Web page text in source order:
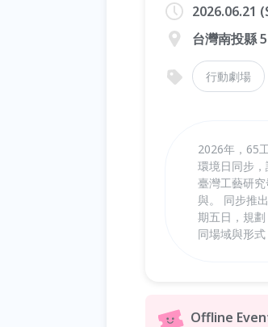
2026.06.21
台灣南投縣
行動劇場
2026年，65
環境日同步
臺灣工藝研
與。 同步推
期五日，規
同場域與形
Offline